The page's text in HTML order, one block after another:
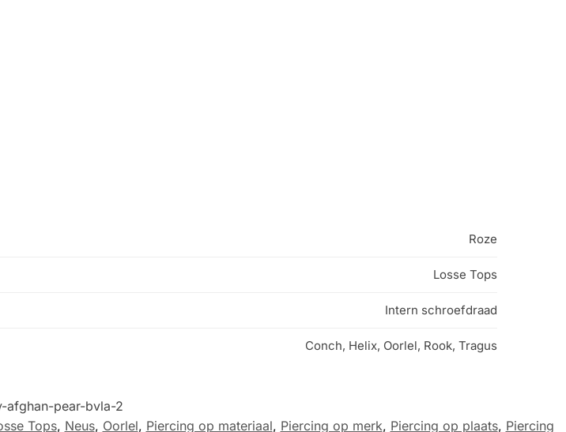
Roze
Losse Tops
Intern schroefdraad
Conch, Helix, Oorlel, Rook, Tragus
afghan-pear-bvla-2
Tops, Neus, Oorlel, Piercing op materiaal, Piercing op merk, Piercing op plaats, Piercing